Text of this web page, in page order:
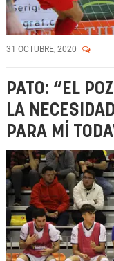
31 OCTUBRE, 2020
PATO: “EL
LA
PARA MÍ